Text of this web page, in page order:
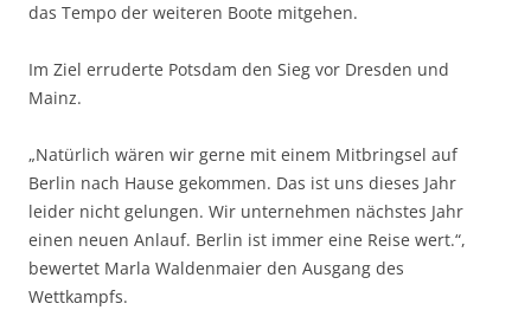
das Tempo der weiteren Boote mitgehen.
Im Ziel erruderte Potsdam den Sieg vor Dresden und
Mainz.
„Natürlich wären wir gerne mit einem Mitbringsel auf
Berlin nach Hause gekommen. Das ist uns dieses Jahr
leider nicht gelungen. Wir unternehmen nächstes Jahr
einen neuen Anlauf. Berlin ist immer eine Reise wert.“,
bewertet Marla Waldenmaier den Ausgang des
Wettkampfs.